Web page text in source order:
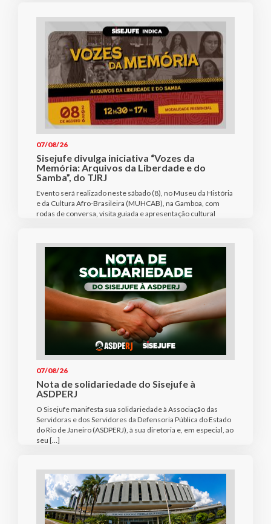
07/08/26
Sisejufe divulga iniciativa “Vozes da
Memória: Arquivos da Liberdade e do
Samba”, do TJRJ
Evento será realizado neste sábado (8), no Museu da História
e da Cultura Afro-Brasileira (MUHCAB), na Gamboa, com
rodas de conversa, visita guiada e apresentação cultural
07/08/26
Nota de solidariedade do Sisejufe à
ASDPERJ
O Sisejufe manifesta sua solidariedade à Associação das
Servidoras e dos Servidores da Defensoria Pública do Estado
do Rio de Janeiro (ASDPERJ), à sua diretoria e, em especial, ao
seu […]